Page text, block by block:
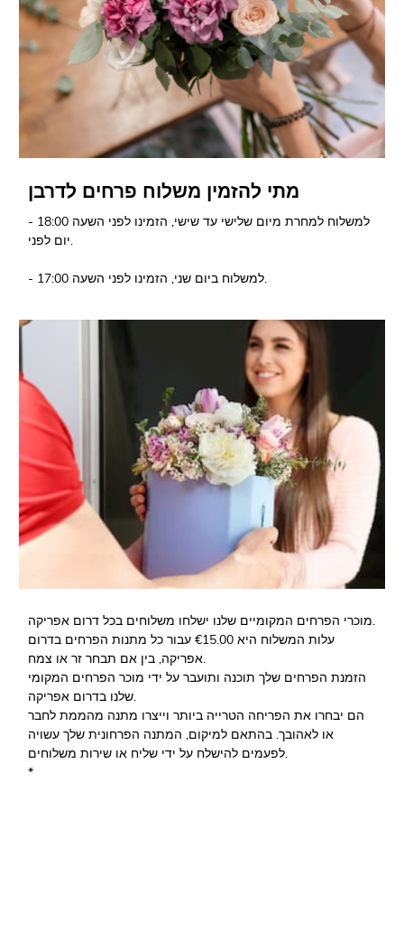
מתי להזמין משלוח פרחים לדרבן
- למשלוח למחרת מיום שלישי עד שישי, הזמינו לפני השעה 18:00
יום לפני.
- למשלוח ביום שני, הזמינו לפני השעה 17:00.
מוכרי הפרחים המקומיים שלנו ישלחו משלוחים בכל דרום אפריקה.
עלות המשלוח היא €15.00 עבור כל מתנות הפרחים בדרום
אפריקה, בין אם תבחר זר או צמח.
הזמנת הפרחים שלך תוכנה ותועבר על ידי מוכר הפרחים המקומי
שלנו בדרום אפריקה.
הם יבחרו את הפריחה הטרייה ביותר וייצרו מתנה מהממת לחבר
או לאהובך. בהתאם למיקום, המתנה הפרחונית שלך עשויה
לפעמים להישלח על ידי שליח או שירות משלוחים.
*